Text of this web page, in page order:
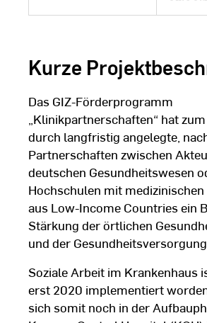
Kurze
Das GIZ-Förderprogramm
„Klinikpartnerschaften“ hat
durch langfristig angelegte,
Partnerschaften zwischen
deutschen Gesundheitswesen
Hochschulen mit
aus Low-Income Countries ein
Stärkung der örtlichen
und der
Soziale Arbeit im Krankenhaus
erst 2020 implementiert
sich somit noch in der